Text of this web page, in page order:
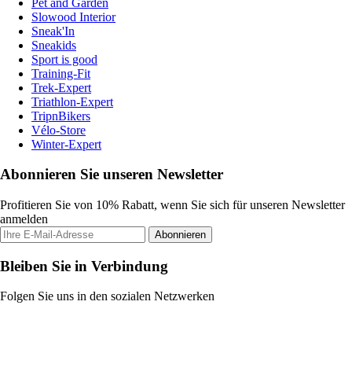
Slowood Interior
Sneak'In
Sneakids
Sport is good
Training-Fit
Trek-Expert
Triathlon-Expert
TripnBikers
Vélo-Store
Winter-Expert
Abonnieren Sie unseren Newsletter
Profitieren Sie von 10% Rabatt, wenn Sie sich für unseren Newsletter
anmelden
Abonnieren
Bleiben Sie in Verbindung
Folgen Sie uns in den sozialen Netzwerken